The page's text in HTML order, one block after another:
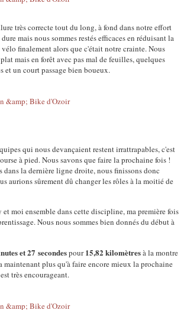
très correcte tout du long, à fond dans notre effort
mais nous sommes restés efficaces en réduisant la
finalement alors que c'était notre crainte. Nous
mais en forêt avec pas mal de feuilles, quelques
et un court passage bien boueux.
qui nous devançaient restent irrattrapables, c'est
à pied. Nous savons que faire la prochaine fois !
dans la dernière ligne droite, nous finissons donc
aurions sûrement dû changer les rôles à la moitié de
moi ensemble dans cette discipline, ma première fois
Nous nous sommes bien donnés du début à
et 27 secondespour15,82 kilomètresà la montre
maintenant plus qu'à faire encore mieux la prochaine
très encourageant.